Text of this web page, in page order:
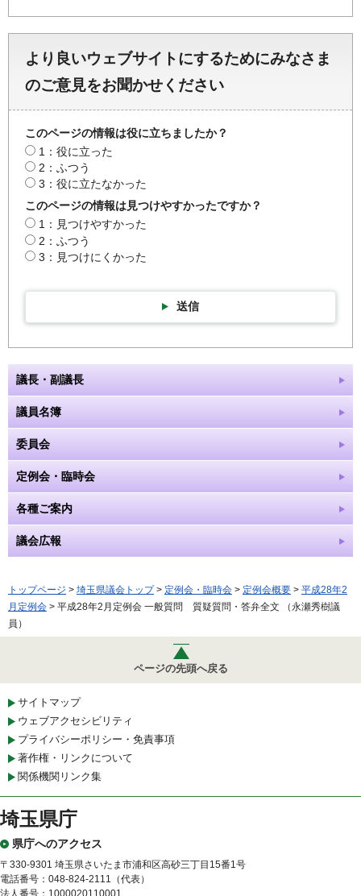
より良いウェブサイトにするためにみなさま
のご意見をお聞かせください
このページの情報は役に立ちましたか？
1：役に立った
2：ふつう
3：役に立たなかった
このページの情報は見つけやすかったですか？
1：見つけやすかった
2：ふつう
3：見つけにくかった
送信
議長・副議長
議員名簿
委員会
定例会・臨時会
各種ご案内
議会広報
トップページ > 埼玉県議会トップ> 定例会・臨時会 > 定例会概要 > 平成28年2
月定例会 > 平成28年2月定例会 一般質問 質疑質問・答弁全文 （永瀬秀樹議
員）
ページの先頭へ戻る
サイトマップ
ウェブアクセシビリティ
プライバシーポリシー・免責事項
著作権・リンクについて
関係機関リンク集
埼玉県庁
県庁へのアクセス
〒330-9301 埼玉県さいたま市浦和区高砂三丁目15番1号
電話番号：048-824-2111（代表）
法人番号：1000020110001